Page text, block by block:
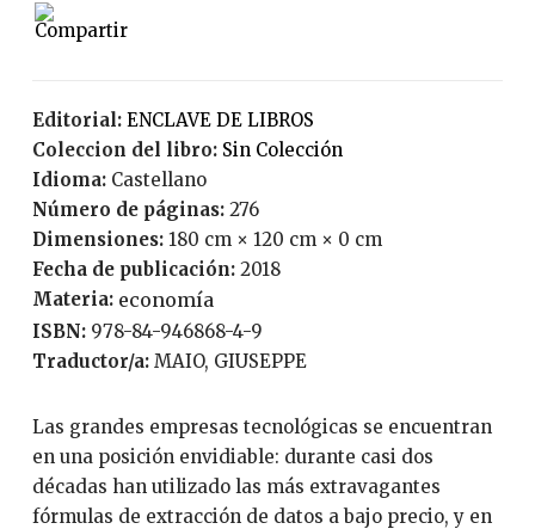
Editorial:
ENCLAVE DE LIBROS
Coleccion del libro:
Sin Colección
Idioma:
Castellano
Número de páginas:
276
Dimensiones: 180 cm × 120 cm × 0 cm
Fecha de publicación:
2018
Materia: economía
ISBN:
978-84-946868-4-9
Traductor/a:
MAIO, GIUSEPPE
Las grandes empresas tecnológicas se encuentran
en una posición envidiable: durante casi dos
décadas han utilizado las más extravagantes
fórmulas de extracción de datos a bajo precio, y en